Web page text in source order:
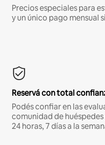
Precios especiales para
y un único pago mensual
Reservá con total
Podés confiar en las
comunidad de
24 horas, 7 días a la